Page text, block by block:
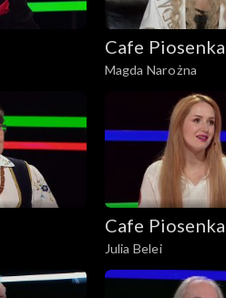
Cafe Piosenka
Magda Narożna
Cafe Piosenka
Julia Belei